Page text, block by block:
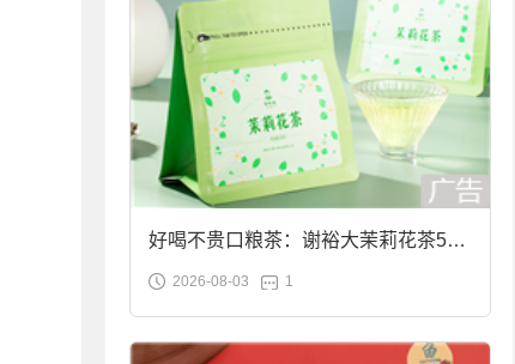
好喝不贵口粮茶：谢裕大茉莉花茶50g
袋装9.9元到手
2026-08-03 1